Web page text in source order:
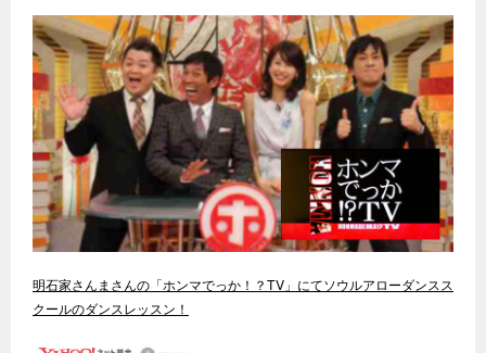
明石家さんまさんの「ホンマでっか！？TV」にてソウルアローダンスス
クールのダンスレッスン！